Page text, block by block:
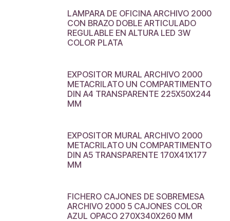
LAMPARA DE OFICINA ARCHIVO 2000
CON BRAZO DOBLE ARTICULADO
REGULABLE EN ALTURA LED 3W
COLOR PLATA
EXPOSITOR MURAL ARCHIVO 2000
METACRILATO UN COMPARTIMENTO
DIN A4 TRANSPARENTE 225X50X244
MM
EXPOSITOR MURAL ARCHIVO 2000
METACRILATO UN COMPARTIMENTO
DIN A5 TRANSPARENTE 170X41X177
MM
FICHERO CAJONES DE SOBREMESA
ARCHIVO 2000 5 CAJONES COLOR
AZUL OPACO 270X340X260 MM